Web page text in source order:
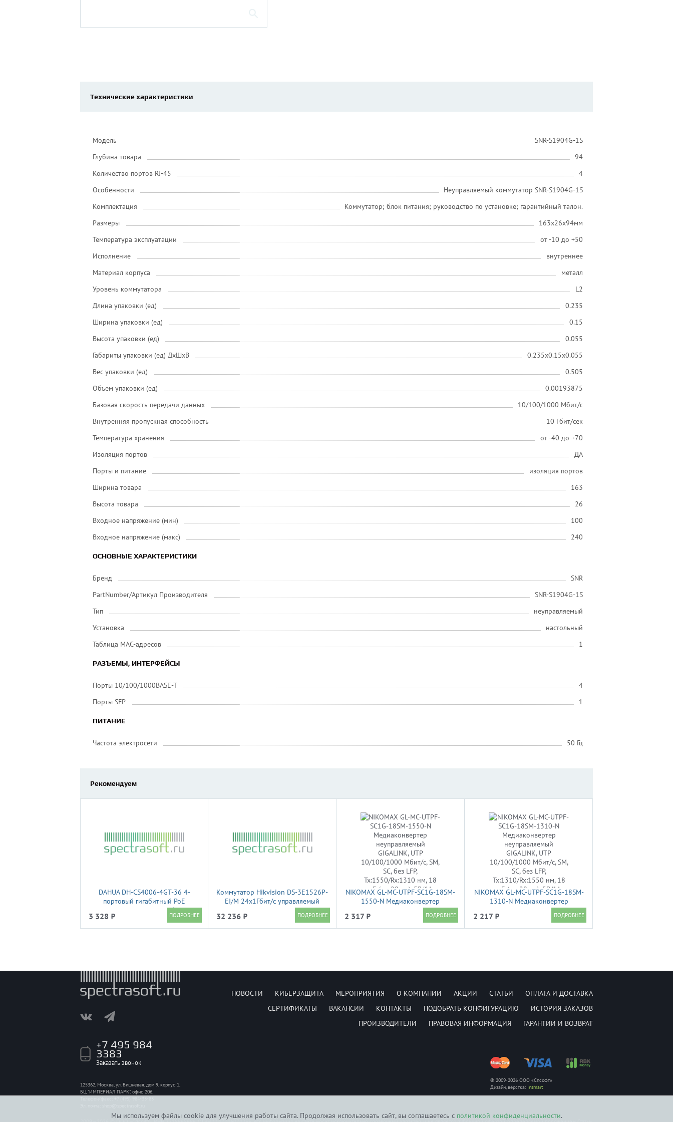
Мы используем файлы cookie для улучшения работы сайта. Продолжая использовать сайт, вы соглашаетесь с политикой конфиденциальности.
Технические характеристики
Модель
SNR-S1904G-1S
Глубина товара
94
Количество портов RJ-45
4
Особенности
Неуправляемый коммутатор SNR-S1904G-1S
Комплектация
Коммутатор; блок питания; руководство по установке; гарантийный талон.
Размеры
163x26x94мм
Температура эксплуатации
от -10 до +50
Исполнение
внутреннее
Материал корпуса
металл
Уровень коммутатора
L2
Длина упаковки (ед)
0.235
Ширина упаковки (ед)
0.15
Высота упаковки (ед)
0.055
Габариты упаковки (ед) ДхШхВ
0.235x0.15x0.055
Вес упаковки (ед)
0.505
Объем упаковки (ед)
0.00193875
Базовая скорость передачи данных
10/100/1000 Мбит/с
Внутренняя пропускная способность
10 Гбит/сек
Температура хранения
от -40 до +70
Изоляция портов
ДА
Порты и питание
изоляция портов
Ширина товара
163
Высота товара
26
Входное напряжение (мин)
100
Входное напряжение (макс)
240
ОСНОВНЫЕ ХАРАКТЕРИСТИКИ
Бренд
SNR
PartNumber/Артикул Производителя
SNR-S1904G-1S
Тип
неуправляемый
Установка
настольный
Таблица MAC-адресов
1
РАЗЪЕМЫ, ИНТЕРФЕЙСЫ
Порты 10/100/1000BASE-T
4
Порты SFP
1
ПИТАНИЕ
Частота электросети 50 Гц
Рекомендуем
DAHUA DH-CS4006-4GT-36 4-
портовый гигабитный PoE
коммутатор с функцией облачного
управления, 4 RJ45
10/100/1000Мбит/с (PoE/PoE+), 2
3 328 ₽
Коммутатор Hikvision DS-3E1526P-
EI/M 24x1Гбит/с управляемый
32 236 ₽
NIKOMAX GL-MC-UTPF-SC1G-18SM-
1550-N Медиаконвертер
неуправляемый GIGALINK, UTP
10/100/1000 Мбит/с, SM, SC, без
LFP, Tx:1550/Rx:1310 нм, 18 дБ (до
2 317 ₽
NIKOMAX GL-MC-UTPF-SC1G-18SM-
1310-N Медиаконвертер
неуправляемый GIGALINK, UTP
10/100/1000 Мбит/с, SM, SC, без
LFP, Tx:1310/Rx:1550 нм, 18 дБ (до
2 217 ₽
+7 495 984
3383
Заказать звонок
125362, Москва, ул. Вишневая, дом 9, корпус 1,
БЦ "ИМПЕРИАЛ ПАРК", офис 206.
НОВОСТИ КИБЕРЗАЩИТА МЕРОПРИЯТИЯ О КОМПАНИИ АКЦИИ СТАТЬИ
ОПЛАТА И ДОСТАВКА
СЕРТИФИКАТЫ
ВАКАНСИИ КОНТАКТЫ ПОДОБРАТЬ КОНФИГУРАЦИЮ
ИСТОРИЯ ЗАКАЗОВ
ПРОИЗВОДИТЕЛИ
ПРАВОВАЯ ИНФОРМАЦИЯ ГАРАНТИИ И ВОЗВРАТ
© 2009-2026 ООО «Спсофт»
Дизайн, вёрстка: Insmart